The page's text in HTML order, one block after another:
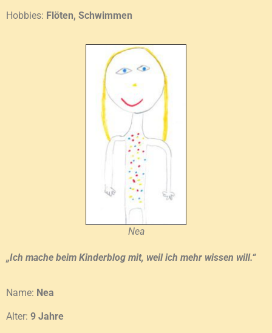
Hobbies: Flöten, Schwimmen
Nea
„Ich mache beim Kinderblog mit, weil ich mehr wissen will.“
Name: Nea
Alter: 9 Jahre